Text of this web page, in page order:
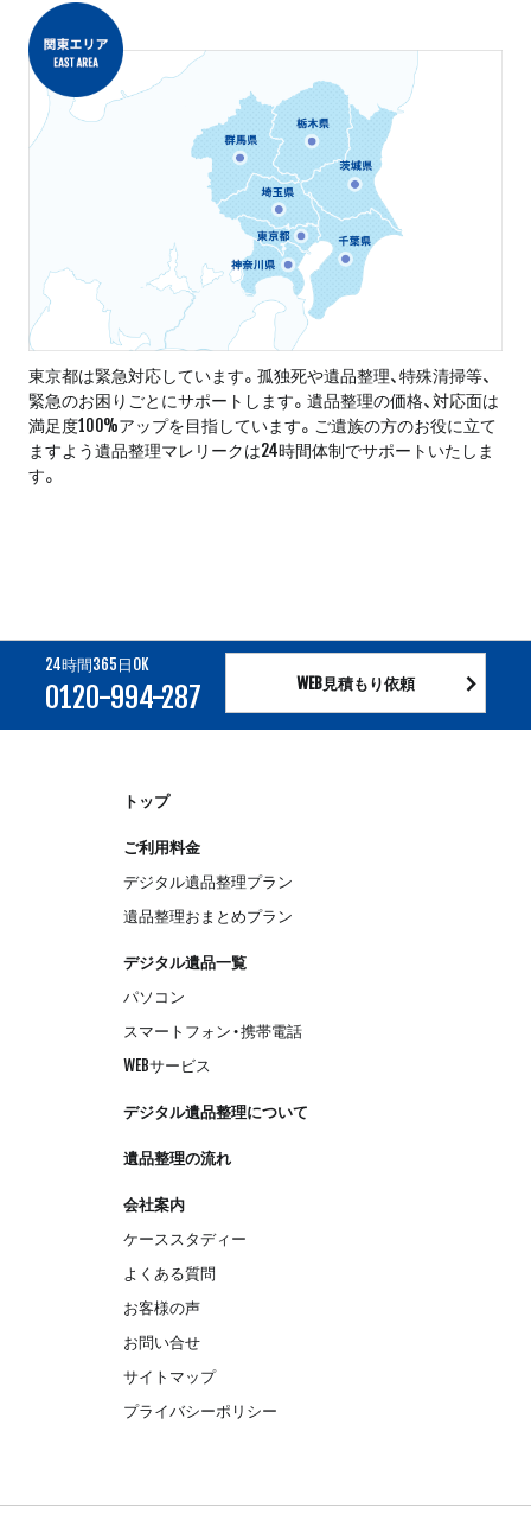
東京都は緊急対応しています。孤独死や遺品整理、特殊清掃等、
緊急のお困りごとにサポートします。遺品整理の価格、対応面は
満足度100%アップを目指しています。ご遺族の方のお役に立て
ますよう遺品整理マレリークは24時間体制でサポートいたしま
す。
24時間365日OK
0120-994-287 WEB見積もり依頼
トップ
ご利用料金
デジタル遺品整理プラン
遺品整理おまとめプラン
デジタル遺品一覧
パソコン
スマートフォン・携帯電話
WEBサービス
デジタル遺品整理について
遺品整理の流れ
会社案内
ケーススタディー
よくある質問
お客様の声
お問い合せ
サイトマップ
プライバシーポリシー